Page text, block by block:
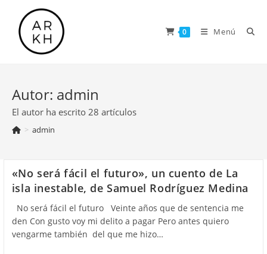
contenido
0 Menú
Autor: admin
El autor ha escrito 28 artículos
> admin
«No será fácil el futuro», un cuento de La
isla inestable, de Samuel Rodríguez Medina
No será fácil el futuro Veinte años que de sentencia me
den Con gusto voy mi delito a pagar Pero antes quiero
vengarme también del que me hizo…